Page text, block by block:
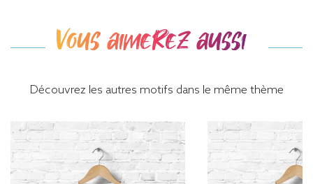
Vous aimerez aussi
Découvrez les autres motifs dans le même thème